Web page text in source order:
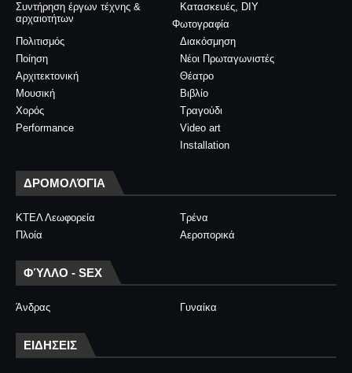
Συντήρηση έργων τέχνης &
αρχαιοτήτων
Κατασκευές, DIY
Φωτογραφία
Διακόσμηση
Πολιτισμός
Νέοι Πρωταγωνιστές
Ποίηση
Θέατρο
Αρχιτεκτονική
Βιβλίο
Μουσική
Τραγούδι
Χορός
Video art
Performance
Installation
ΔΡΟΜΟΛΌΓΙΑ
ΚΤΕΛ Λεωφορεία
Τρένα
Πλοία
Αεροπορικά
ΦΎΛΛΟ - SEX
Άνδρας Γυναίκα
ΕΙΔΗΣΕΙΣ